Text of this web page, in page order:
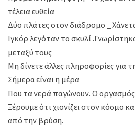
τέλεια ευθεία
Δύο πλάτες στον διάδρομο _
Ιγκόρ λεγόταν το σκυλί
μεταξύ τους
Μη δίνετε άλλες πληροφορίες για
Σήμερα είναι η μέρα
Που τα νερά παγώνουν. Ο οργασμός
Ξέρουμε ότι χιονίζει στον κόσμο
από την βρύση.